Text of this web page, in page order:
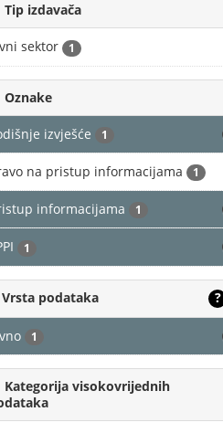
Tip izdavača
sektor 1
Oznake
izvješće 1
na pristup informacijama 1
informacijama 1
1
Vrsta podataka ?
1
Kategorija visokovrijednih